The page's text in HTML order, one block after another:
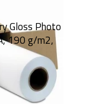
Gloss Photo
190 g/m2,